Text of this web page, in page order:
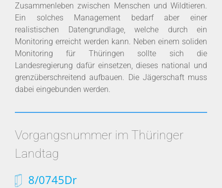
Zusammenleben zwischen Menschen und Wildtieren.
Ein solches Management bedarf aber einer
realistischen Datengrundlage, welche durch ein
Monitoring erreicht werden kann. Neben einem soliden
Monitoring für Thüringen sollte sich die
Landesregierung dafür einsetzen, dieses national und
grenzüberschreitend aufbauen. Die Jägerschaft muss
dabei eingebunden werden.
Vorgangsnummer im Thüringer
Landtag
8/0745Dr